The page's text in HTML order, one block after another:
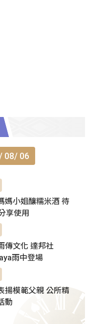
08/ 06
媽小姐釀糯米酒 待
享使用
傳文化 達邦社
雨中登場
揚模範父親 公所精
動